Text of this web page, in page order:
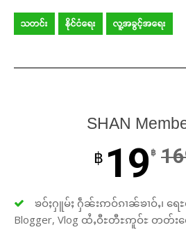
သတင်း နိုင်ငံရေး လူ့အခွင့်အရေး
SHAN
฿ 19 ฿
ၶဝ်ႈႁူမ်ႈ ႁဵၼ်းဢဝ်ၵၢၼ်ၶၢဝ်ႇ၊ ရေ
Blogger, Vlog ထႆႇဝီႊတီႊဢူဝ်ႊ တတ်